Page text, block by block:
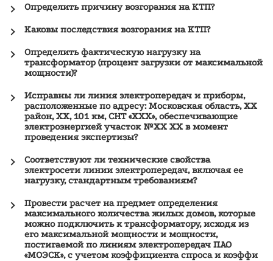
Определить причину возгорания на КТП?
Каковы последствия возгорания на КТП?
Определить фактическую нагрузку на
трансформатор (процент загрузки от максимальной
мощности)?
Исправны ли линия электропередач и приборы,
расположенные по адресу: Московская область, ХХ
район, ХХ, 101 км, СНТ «ХХХ», обеспечивающие
электроэнергией участок №ХХ ХХ в момент
проведения экспертизы?
Соответствуют ли технические свойства
электросети линии электропередач, включая ее
нагрузку, стандартным требованиям?
Провести расчет на предмет определения
максимального количества жилых домов, которые
можно подключить к трансформатору, исходя из
его максимальной мощности и мощности,
постигаемой по линиям электропередач ПАО
«МОЭСК», с учетом коэффициента спроса и коэффи